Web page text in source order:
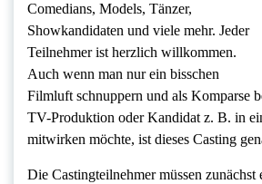
Comedians, Models, Tänzer,
Showkandidaten und viele mehr. Jeder
Teilnehmer ist herzlich willkommen.
Auch wenn man nur ein bisschen
Filmluft schnuppern und als Komparse
TV-Produktion oder Kandidat z. B. in
mitwirken möchte, ist dieses Casting
Die Castingteilnehmer müssen zunächst